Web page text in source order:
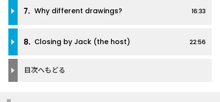
7. Why different drawings? 16:33
8. Closing by Jack (the host) 22:56
目次へもどる